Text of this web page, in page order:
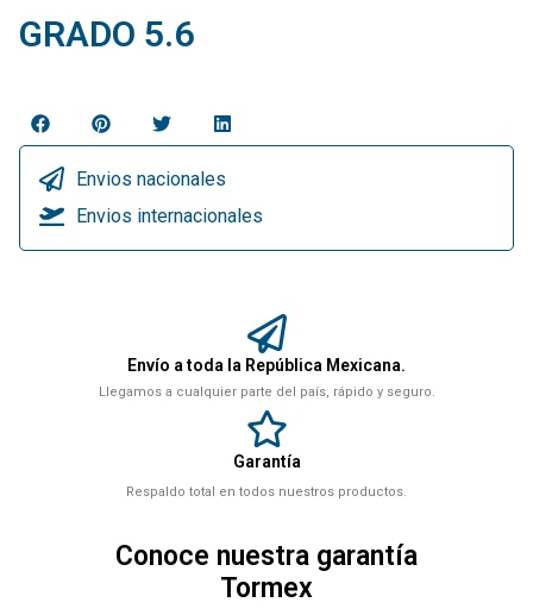
GRADO 5.6
Envios nacionales
Envios internacionales
Envío a toda la República Mexicana.
Llegamos a cualquier parte del país, rápido y seguro.
Garantía
Respaldo total en todos nuestros productos.
Conoce nuestra garantía
Tormex